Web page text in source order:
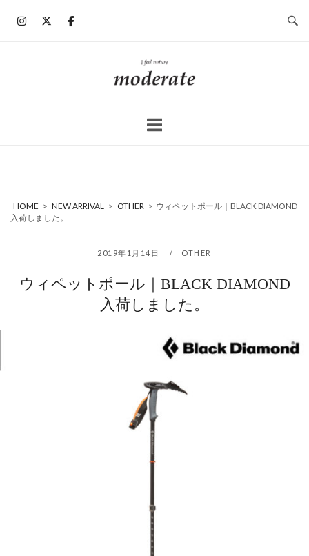
ホ
ー
HOME > NEW ARRIVAL > OTHER > ウィペットポール｜BLACK DIAMOND
入荷しました。
2019年1月14日 OTHER
ウィペットポール｜BLACK DIAMOND
入荷しました。